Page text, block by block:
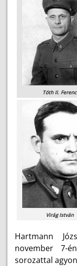
Tóth II. Ferenc
Virág István
Hartmann
november 7-
sorozattal